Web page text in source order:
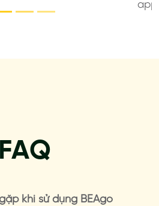
FAQ
khi sử dụng BEAgo